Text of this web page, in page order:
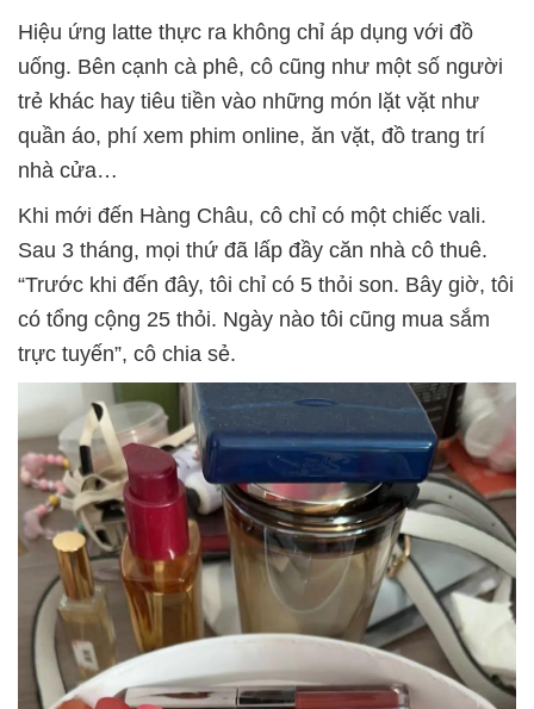
Hiệu ứng latte thực ra không chỉ áp dụng với đồ
uống. Bên cạnh cà phê, cô cũng như một số người
trẻ khác hay tiêu tiền vào những món lặt vặt như
quần áo, phí xem phim online, ăn vặt, đồ trang trí
nhà cửa…
Khi mới đến Hàng Châu, cô chỉ có một chiếc vali.
Sau 3 tháng, mọi thứ đã lấp đầy căn nhà cô thuê.
“Trước khi đến đây, tôi chỉ có 5 thỏi son. Bây giờ, tôi
có tổng cộng 25 thỏi. Ngày nào tôi cũng mua sắm
trực tuyến”, cô chia sẻ.